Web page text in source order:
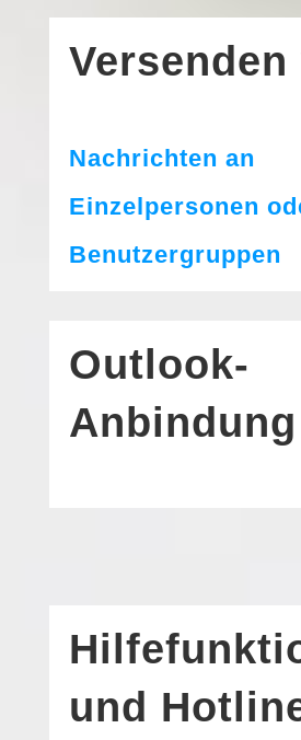
Versenden
Nachrichten an
Einzelpersonen
Benutzergruppen
Outlook-
Anbindung
und